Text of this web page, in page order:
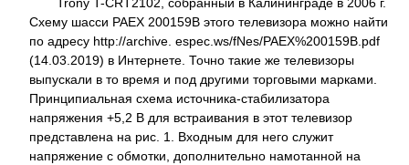
Схему шасси PAEX 200159B этого телевизора можно найти
по адресу http://archive. espec.ws/fNes/PAEX%200159B.pdf
(14.03.2019) в Интернете. Точно такие же телевизоры
выпускали в то время и под другими торговыми марками.
Принципиальная схема источника-стабилизатора
напряжения +5,2 В для встраивания в этот телевизор
представлена на рис. 1. Входным для него служит
напряжение с обмотки, дополнительно намотанной на